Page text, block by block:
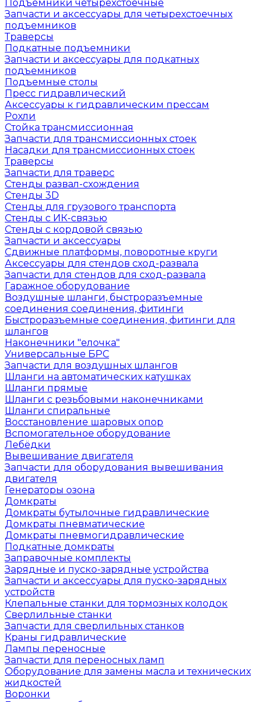
Подъемники четырехстоечные
Запчасти и аксессуары для четырехстоечных
подъемников
Траверсы
Подкатные подъемники
Запчасти и аксессуары для подкатных
подъемников
Подъемные столы
Пресс гидравлический
Аксессуары к гидравлическим прессам
Рохли
Стойка трансмиссионная
Запчасти для трансмиссионных стоек
Насадки для трансмиссионных стоек
Траверсы
Запчасти для траверс
Стенды развал-схождения
Стенды 3D
Стенды для грузового транспорта
Стенды с ИК-связью
Стенды с кордовой связью
Запчасти и аксессуары
Сдвижные платформы, поворотные круги
Аксессуары для стендов сход-развала
Запчасти для стендов для сход-развала
Гаражное оборудование
Воздушные шланги, быстроразъемные
соединения соединения, фитинги
Быстроразъемные соединения, фитинги для
шлангов
Наконечники "елочка"
Универсальные БРС
Запчасти для воздушных шлангов
Шланги на автоматических катушках
Шланги прямые
Шланги с резьбовыми наконечниками
Шланги спиральные
Восстановление шаровых опор
Вспомогательное оборудование
Лебёдки
Вывешивание двигателя
Запчасти для оборудования вывешивания
двигателя
Генераторы озона
Домкраты
Домкраты бутылочные гидравлические
Домкраты пневматические
Домкраты пневмогидравлические
Подкатные домкраты
Заправочные комплекты
Зарядные и пуско-зарядные устройства
Запчасти и аксессуары для пуско-зарядных
устройств
Клепальные станки для тормозных колодок
Сверлильные станки
Запчасти для сверлильных станков
Краны гидравлические
Лампы переносные
Запчасти для переносных ламп
Оборудование для замены масла и технических
жидкостей
Воронки